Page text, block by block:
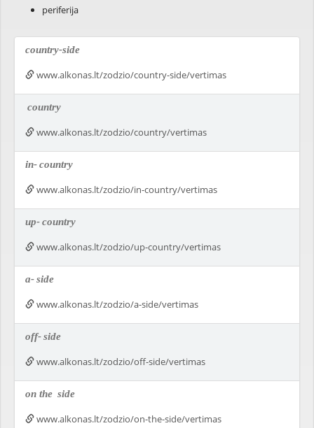
periferija
country-side
www.alkonas.lt/zodzio/country-side/vertimas
country
www.alkonas.lt/zodzio/country/vertimas
in-country
www.alkonas.lt/zodzio/in-country/vertimas
up-country
www.alkonas.lt/zodzio/up-country/vertimas
a-side
www.alkonas.lt/zodzio/a-side/vertimas
off-side
www.alkonas.lt/zodzio/off-side/vertimas
on the side
www.alkonas.lt/zodzio/on-the-side/vertimas